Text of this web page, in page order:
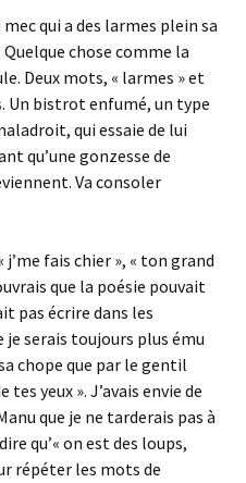
mec qui a des larmes plein sa
chose comme la
Deux mots, « larmes » et
Un bistrot enfumé, un type
qui essaie de lui
qu’une gonzesse de
Va consoler
fais chier », « ton grand
que la poésie pouvait
pas écrire dans les
je serais toujours plus ému
chope que par le gentil
tes yeux ». J’avais envie de
que je ne tarderais pas à
qu’« on est des loups,
répéter les mots de